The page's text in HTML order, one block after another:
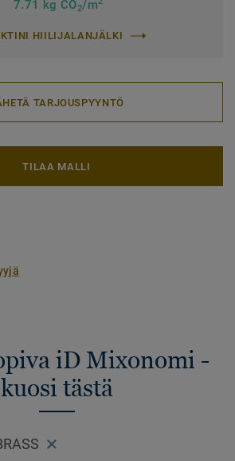
7.71 kg CO2/m
HIILIJALANJÄLKI
TARJOUSPYYNTÖ
TILAA MALLI
iD Mixonomi -
kuosi tästä